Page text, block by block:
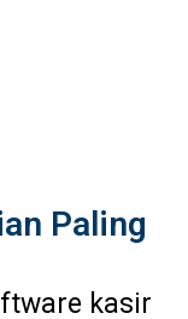
Paling
kasir